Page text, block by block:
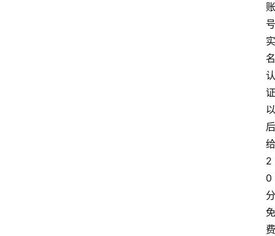
账
号
实
名
认
证
以
后
给
2
0
分
免
费